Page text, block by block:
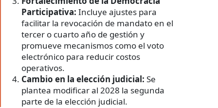
Participativa: Incluye ajustes para
facilitar la revocación de mandato en el
tercer o cuarto año de gestión y
promueve mecanismos como el voto
electrónico para reducir costos
operativos.
Cambio en la elección judicial: Se
plantea modificar al 2028 la segunda
parte de la elección judicial.